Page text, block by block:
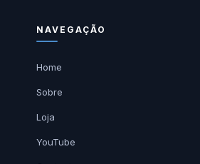
NAVEGAÇÃO
Home
Sobre
Loja
YouTube